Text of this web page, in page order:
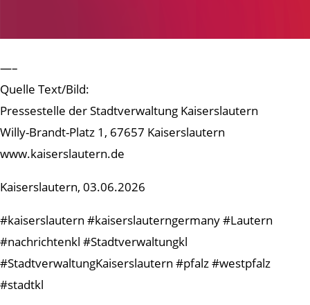
—–
Quelle Text/Bild:
Pressestelle der Stadtverwaltung Kaiserslautern
Willy-Brandt-Platz 1, 67657 Kaiserslautern
www.kaiserslautern.de
Kaiserslautern, 03.06.2026
#kaiserslautern #kaiserslauterngermany #Lautern
#nachrichtenkl #Stadtverwaltungkl
#StadtverwaltungKaiserslautern #pfalz #westpfalz
#stadtkl